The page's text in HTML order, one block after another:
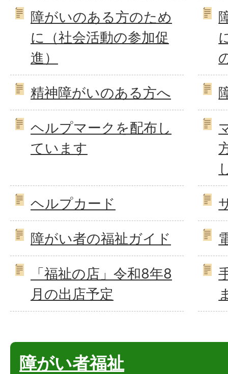
障がいのある方のため
に（社会活動の参加促
進）
精神障がいのある方へ
ヘルプマークを配布し
ています
ヘルプカード
障がい者の福祉ガイド
「福祉の店」令和8年8
月の出店予定
障がい者福祉